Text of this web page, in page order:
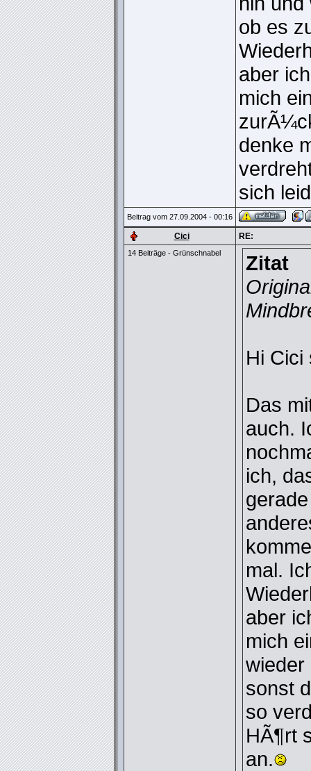
ob es
aber
mich
denke
sich
Beitrag vom 27.09.2004 - 00:16
Cici RE:
14 Beiträge - Grünschnabel
Zitat
Hi Cici
Das
auch.
ich,
mal.
aber
mich
sonst
so
HÃ¶rt
an.